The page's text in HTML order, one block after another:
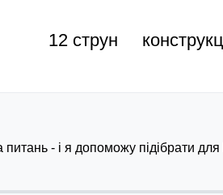
12 струн
питань - і я допоможу підібрати